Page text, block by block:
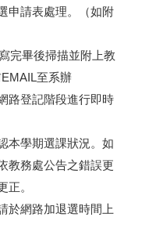
申請表處理。（如附
畢後掃描並附上教
至系辦
路登記階段進行即時
本學期選課狀況。如
教務處公告之錯誤更
正。
於網路加退選時間上